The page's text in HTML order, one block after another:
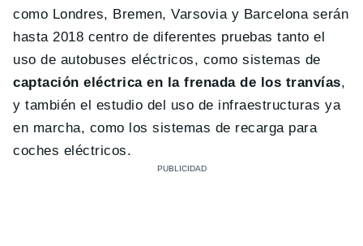
como Londres, Bremen, Varsovia y Barcelona serán
hasta 2018 centro de diferentes pruebas tanto el
uso de autobuses eléctricos, como sistemas de
captación eléctrica en la frenada de los tranvías,
y también el estudio del uso de infraestructuras ya
en marcha, como los sistemas de recarga para
coches eléctricos.